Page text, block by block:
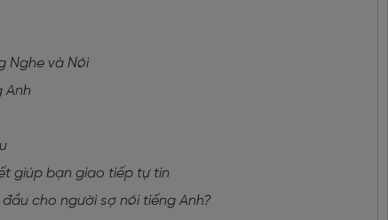
Nghe và Nói
Anh
giúp bạn giao tiếp tự tin
cho người sợ nói tiếng Anh?